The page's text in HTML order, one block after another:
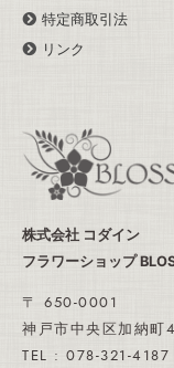
特定商取引法
リンク
株式会社 コダイン
フラワーショップ
〒 650-0001
神戸市中央区加納町
TEL : 078-321-4187